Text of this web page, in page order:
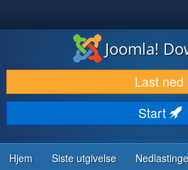
LAST NED & UTVID
OPPDAG & LÆR
SAMFUNN & BRUKERSTØTTE
UTVIKLINGSRESSURSER
Joomla!
Last ned
Start
Hjem Siste utgivelse